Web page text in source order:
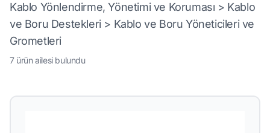
Kablo Yönlendirme, Yönetimi ve Koruması > Kablo
ve Boru Destekleri > Kablo ve Boru Yöneticileri ve
Grometleri
7 ürün ailesi bulundu